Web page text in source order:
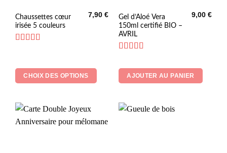
Chaussettes cœur
irisée 5 couleurs
7,90€
CHOIX DES OPTIONS
Ce
produit
Les
options
être
choisies
sur
Gel d’Aloé Vera
150ml certifié BIO –
AVRIL
9,00€
AJOUTER AU PANIER